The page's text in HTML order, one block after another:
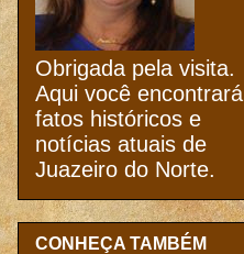
Obrigada pela visita.
Aqui você encontrará
fatos históricos e
notícias atuais de
Juazeiro do Norte.
CONHEÇA TAMBÉM